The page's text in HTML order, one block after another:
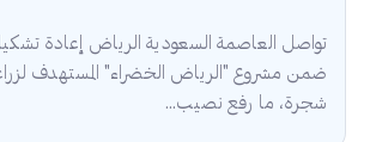
تواصل العاصمة السعودية الرياض إعادة
شجرة، ما رفع نصيب...